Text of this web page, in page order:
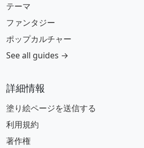
テーマ
ファンタジー
ポップカルチャー
See all guides →
詳細情報
塗り絵ページを送信する
利用規約
著作権